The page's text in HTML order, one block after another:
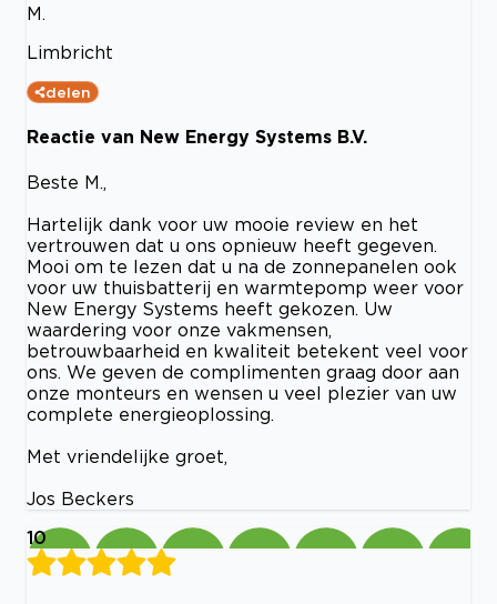
M.
Limbricht
delen
Reactie van New Energy Systems B.V.
Beste M.,
Hartelijk dank voor uw mooie review en het
vertrouwen dat u ons opnieuw heeft gegeven.
Mooi om te lezen dat u na de zonnepanelen ook
voor uw thuisbatterij en warmtepomp weer voor
New Energy Systems heeft gekozen. Uw
waardering voor onze vakmensen,
betrouwbaarheid en kwaliteit betekent veel voor
ons. We geven de complimenten graag door aan
onze monteurs en wensen u veel plezier van uw
complete energieoplossing.
Met vriendelijke groet,
Jos Beckers
10